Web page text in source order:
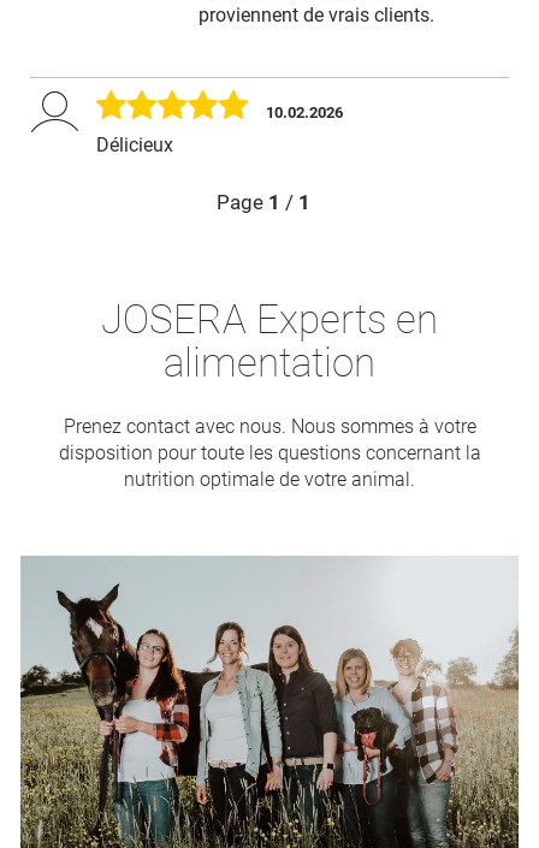
proviennent de vrais clients.
10.02.2026
Délicieux
Page 1 / 1
JOSERA Experts en
alimentation
Prenez contact avec nous. Nous sommes à votre
disposition pour toute les questions concernant la
nutrition optimale de votre animal.